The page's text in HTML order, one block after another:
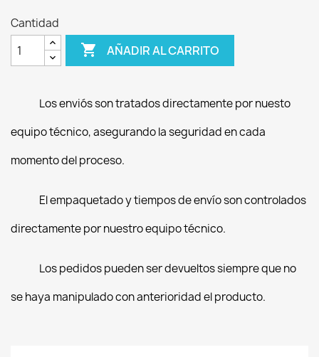
Cantidad
 AÑADIR AL CARRITO
Los enviós son tratados directamente por nuesto
equipo técnico, asegurando la seguridad en cada
momento del proceso.
El empaquetado y tiempos de envío son controlados
directamente por nuestro equipo técnico.
Los pedidos pueden ser devueltos siempre que no
se haya manipulado con anterioridad el producto.